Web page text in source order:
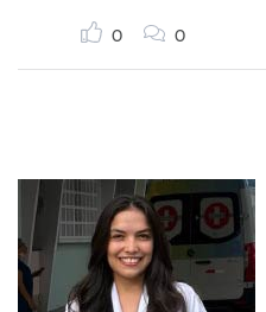
0 0